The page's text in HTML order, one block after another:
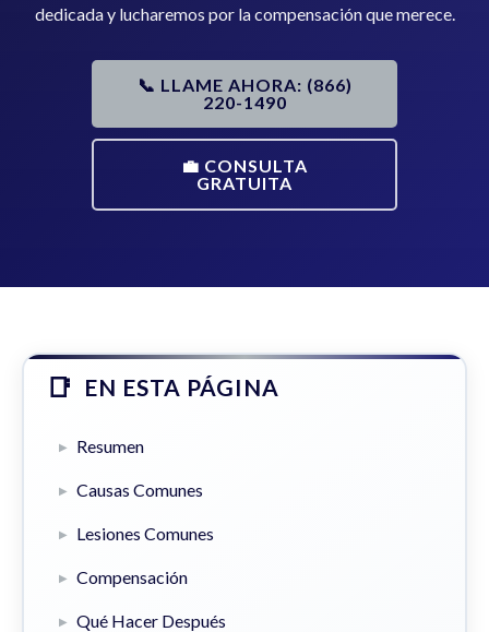
dedicada y lucharemos por la compensación que merece.
📞 LLAME AHORA: (866)
220-1490
💼 CONSULTA
GRATUITA
EN ESTA PÁGINA
Resumen
Causas Comunes
Lesiones Comunes
Compensación
Qué Hacer Después